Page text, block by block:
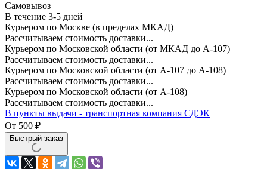
Самовывоз
В течение 3-5 дней
Курьером по Москве (в пределах МКАД)
Рассчитываем стоимость доставки...
Курьером по Московской области (от МКАД до А-107)
Рассчитываем стоимость доставки...
Курьером по Московской области (от А-107 до А-108)
Рассчитываем стоимость доставки...
Курьером по Московской области (от А-108)
Рассчитываем стоимость доставки...
В пункты выдачи - транспортная компания СДЭК
От 500 ₽
Быстрый заказ